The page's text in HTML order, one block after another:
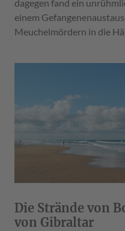
dagegen fand ein
einem
Meuchelmördern in die
Die Strände von
von Gibraltar